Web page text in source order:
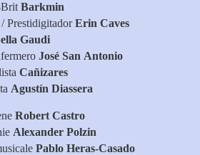
Barkmin
PrestidigitadorErin Caves
Gaudi
José San Antonio
Cañizares
Agustín Diassera
Robert Castro
Alexander Polzin
Pablo Heras-Casado